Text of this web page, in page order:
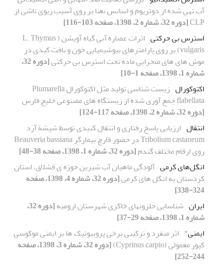
آب تهی شده از دوتریوم و اسانس نعنا بر روی آسیب ریوی ناشی از
CLP[دوره 32، شماره 2، 1398، صفحه 103-116]
استرس بی حرکتی
اثرات عصاره آبی گیاه آویشن ( L. Thymus
vulgaris) بر روی پارامترهای بیوشیمیایی خون و بافت کبدی در
موش های های صحرایی ماده تحت استرس بی حرکتی
[دوره 32،
شماره 1، 1398، صفحه 1-10]
اکتوکورال
زیست شناسی تولید مثل اکتوکورال Plumarella
flabellata جمع آوری شده از زیستگاه های مصنوعی خلیج فارس
[دوره 32، شماره 2، 1398، صفحه 117-124]
انتقال ارزیابی پاسخ رفتاری و انتقال کنیدی توسط شپشة آرد
Tribolium castaneum در حضور قارچ بیمارگر Beauveria bassiana
روی ارقام مختلف گندم[دوره 32، شماره 1، 1398، صفحه 38-48]
انگل‌های کرمی آلودگی ماهیان آب شیرین حوزه ی قشلاق، استان
کردستان به انگل های کرمی
[دوره 32، شماره 4، 1398، صفحه
324-338]
ایران شناسایی حلزونهای خاکزی شهرستان ارومیه
[دوره 32،
شماره 1، 1398، صفحه 29-37]
ایمنی" اثر منفرد و ترکیبی برخی پروبیوتیک ها بر ایمنی موکوسی
کپور معمولی (Cyprinus carpio)
[دوره 32، شماره 3، 1398، صفحه
244-252]